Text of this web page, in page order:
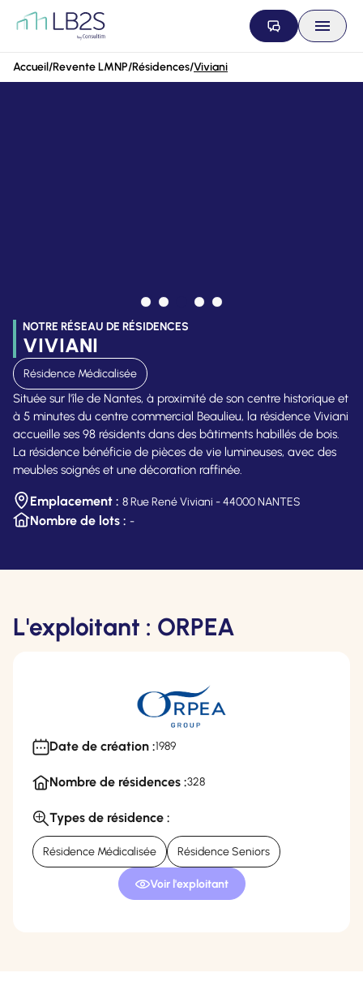
Aller au contenu
Accueil/Revente LMNP/Résidences/Viviani
NOTRE RÉSEAU DE RÉSIDENCES
VIVIANI
Résidence Médicalisée
Située sur l'île de Nantes, à proximité de son centre historique et
à 5 minutes du centre commercial Beaulieu, la résidence Viviani
accueille ses 98 résidents dans des bâtiments habillés de bois.
La résidence bénéficie de pièces de vie lumineuses, avec des
meubles soignés et une décoration raffinée.
Emplacement : 8 Rue René Viviani - 44000 NANTES
Nombre de lots : -
L'exploitant : ORPEA
Date de création :1989
Nombre de résidences :328
Types de résidence :
Résidence Médicalisée Résidence Seniors
Voir l'exploitant